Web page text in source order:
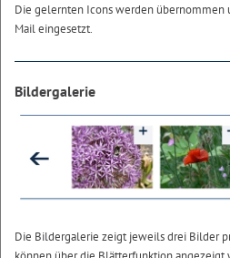
Die gelernten Icons werden übernommen
Mail eingesetzt.
Bildergalerie
Die Bildergalerie zeigt jeweils drei Bilder